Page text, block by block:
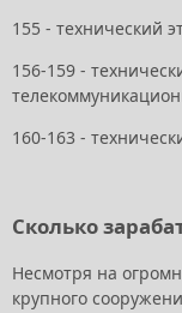
155 - технический
156-159 -
160-163 -
Сколько
Несмотря на
крупного